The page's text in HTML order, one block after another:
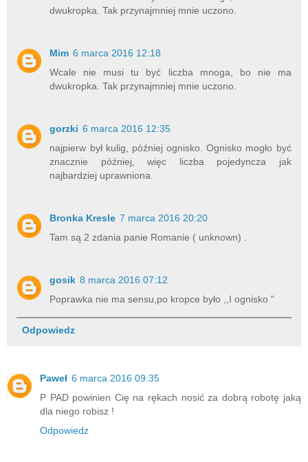
dwukropka. Tak przynajmniej mnie uczono.
Mim 6 marca 2016 12:18
Wcale nie musi tu być liczba mnoga, bo nie ma
dwukropka. Tak przynajmniej mnie uczono.
gorzki 6 marca 2016 12:35
najpierw był kulig, później ognisko. Ognisko mogło być
znacznie później, więc liczba pojedyncza jak
najbardziej uprawniona.
Bronka Kresle 7 marca 2016 20:20
Tam są 2 zdania panie Romanie ( unknown) .
gosik 8 marca 2016 07:12
Poprawka nie ma sensu,po kropce było ,,I ognisko "
Odpowiedz
Paweł 6 marca 2016 09:35
P PAD powinien Cię na rękach nosić za dobrą robotę jaką
dla niego robisz !
Odpowiedz